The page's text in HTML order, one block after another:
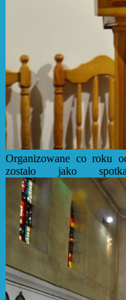
Organizowane co roku
zostało jako